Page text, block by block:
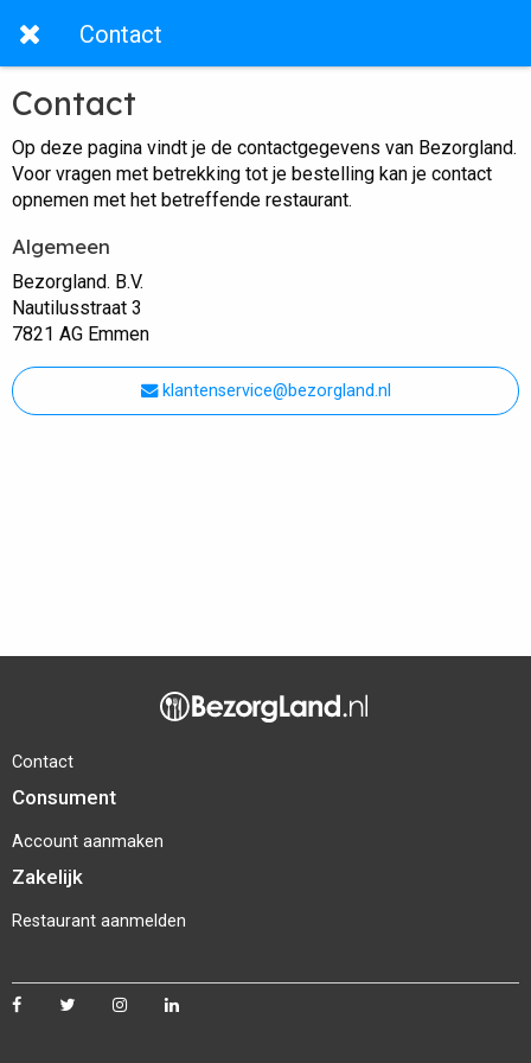
Contact
Contact
Op deze pagina vindt je de contactgegevens van Bezorgland.
Voor vragen met betrekking tot je bestelling kan je contact
opnemen met het betreffende restaurant.
Algemeen
Bezorgland. B.V.
Nautilusstraat 3
7821 AG Emmen
klantenservice@bezorgland.nl
Contact
Consument
Account aanmaken
Zakelijk
Restaurant aanmelden